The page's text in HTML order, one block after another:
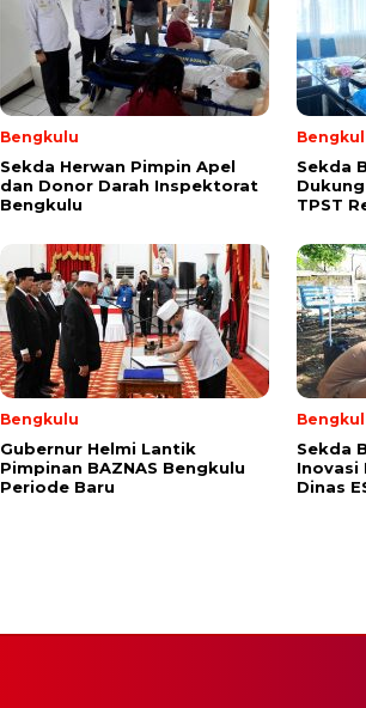
Bengkulu
Sekda Herwan Pimpin Apel
dan Donor Darah Inspektorat
Bengkulu
Sekda
TPST
Bengkulu
Gubernur Helmi Lantik
Pimpinan BAZNAS Bengkulu
Periode Baru
Sekda
Inovasi
Dinas